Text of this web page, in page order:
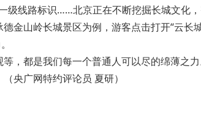
级线路标识……北京正在不断挖掘长城文化
山岭长城景区为例，游客点击打开“云长
，都是我们每一个普通人可以尽的绵薄之
央广网特约评论员 夏研）